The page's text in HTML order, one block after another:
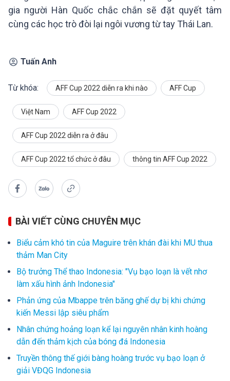
gia người Hàn Quốc chắc chắn sẽ đặt quyết tâm
cùng các học trò đòi lại ngôi vương từ tay Thái Lan.
Tuấn Anh
Từ khóa: AFF Cup 2022 diễn ra khi nào AFF Cup
Việt Nam AFF Cup 2022
AFF Cup 2022 diễn ra ở đâu
AFF Cup 2022 tổ chức ở đâu thông tin AFF Cup 2022
BÀI VIẾT CÙNG CHUYÊN MỤC
Biểu cảm khó tin của Maguire trên khán đài khi MU thua
thảm Man City
Bộ trưởng Thể thao Indonesia: "Vụ bạo loạn là vết nhơ
làm xấu hình ảnh Indonesia"
Phản ứng của Mbappe trên băng ghế dự bị khi chứng
kiến Messi lập siêu phẩm
Nhân chứng hoảng loạn kể lại nguyên nhân kinh hoàng
dẫn đến thảm kịch của bóng đá Indonesia
Truyền thông thế giới bàng hoàng trước vụ bạo loạn ở
giải VĐQG Indonesia